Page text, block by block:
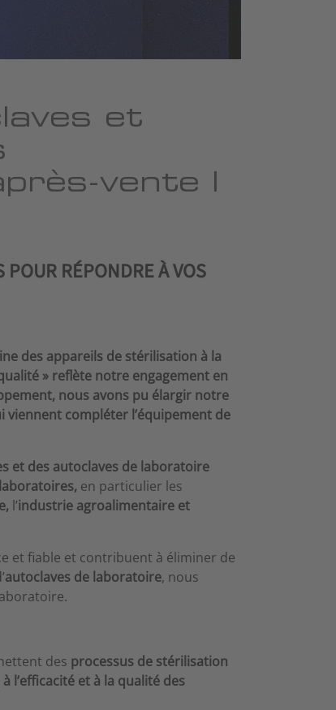
et
vente |
RÉPONDRE À VOS
des appareils de stérilisation à la
» reflète notre engagement en
nous avons pu élargir notre
compléter l’équipement de
et des autoclaves de laboratoire
laboratoires, en particulier les
l’industrie agroalimentaire et
et fiable et contribuent à éliminer de
autoclaves de laboratoire, nous
des processus de stérilisation
l’efficacité et à la qualité des